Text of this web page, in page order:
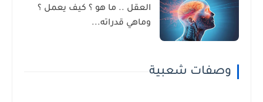
العقل .. ما هو ؟ كيف يعمل ؟
وماهي قدراته...
وصفات شعبية